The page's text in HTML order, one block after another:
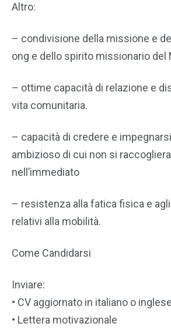
Altro:
– condivisione della missione e
ong e dello spirito missionario del
– ottime capacità di relazione e
vita comunitaria.
– capacità di credere e
ambizioso di cui non si
nell’immediato
– resistenza alla fatica fisica e
relativi alla mobilità.
Come Candidarsi
Inviare:
• CV aggiornato in italiano o inglese
• Lettera motivazionale